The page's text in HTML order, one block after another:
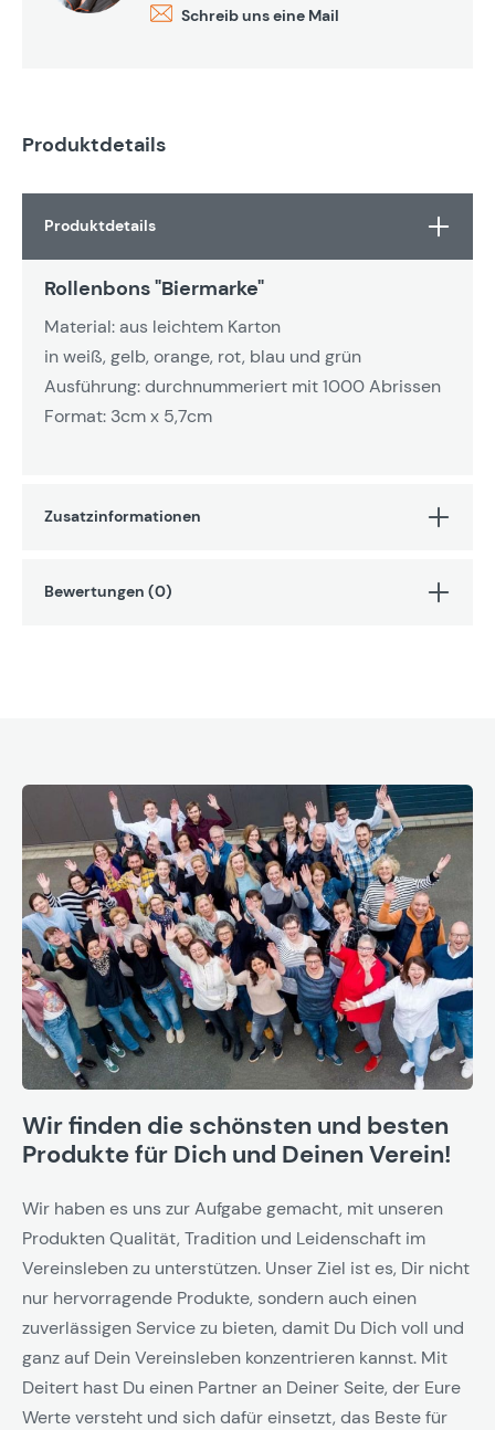
Schreib uns eine Mail
Produktdetails
Produktdetails
Rollenbons "Biermarke"
Material: aus leichtem Karton
in weiß, gelb, orange, rot, blau und grün
Ausführung: durchnummeriert mit 1000 Abrissen
Format: 3cm x 5,7cm
Zusatzinformationen
Bewertungen (0)
Wir finden die schönsten und besten
Produkte für Dich und Deinen Verein!
Wir haben es uns zur Aufgabe gemacht, mit unseren
Produkten Qualität, Tradition und Leidenschaft im
Vereinsleben zu unterstützen. Unser Ziel ist es, Dir nicht
nur hervorragende Produkte, sondern auch einen
zuverlässigen Service zu bieten, damit Du Dich voll und
ganz auf Dein Vereinsleben konzentrieren kannst. Mit
Deitert hast Du einen Partner an Deiner Seite, der Eure
Werte versteht und sich dafür einsetzt, das Beste für